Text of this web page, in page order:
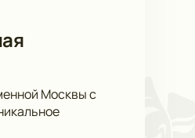
Москвы с